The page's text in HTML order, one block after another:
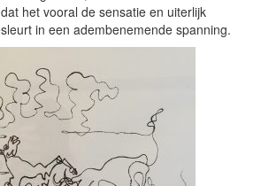
het vooral de sensatie en uiterlijk
in een adembenemende spanning.